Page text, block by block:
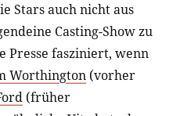
Stars auch nicht aus
Casting-Show zu
Presse fasziniert, wenn
Worthington (vorher
(früher